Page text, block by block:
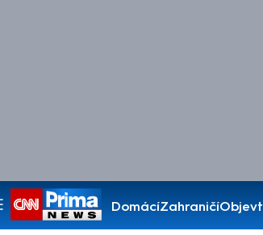
DomácíZahraničí
Pořady